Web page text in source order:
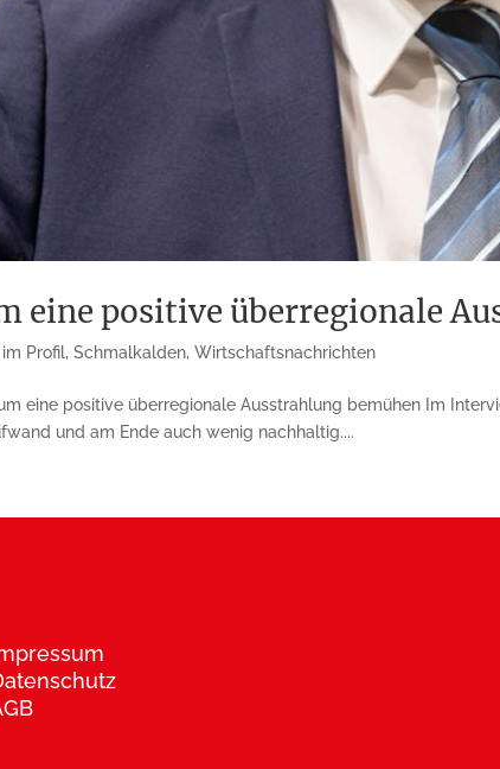
eine positive überregionale
im Profil,Schmalkalden,Wirtschaftsnachrichten
eine positive über­regio­na­le Ausstrahlung be­mühen Im
und am Ende auch wenig nachhaltig....